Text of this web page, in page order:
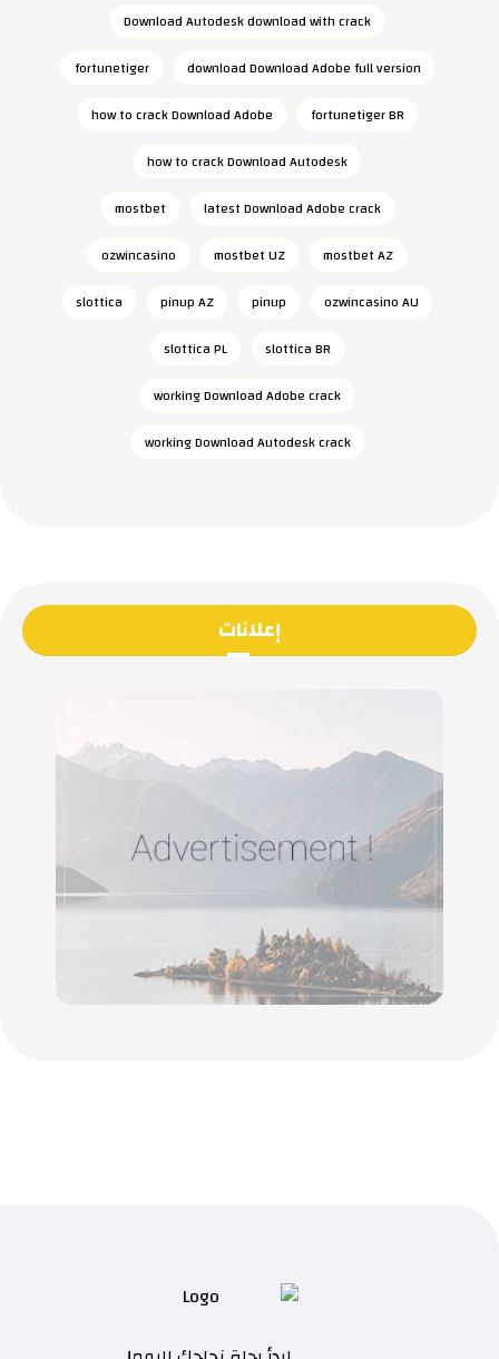
Download Autodesk download with crack
download Download Adobe full version
fortunetiger
fortunetiger BR
how to crack Download Adobe
how to crack Download Autodesk
latest Download Adobe crack
mostbet
mostbet AZ
mostbet UZ
ozwincasino
ozwincasino AU
pinup
pinup AZ
slottica
slottica BR
slottica PL
working Download Adobe crack
working Download Autodesk crack
إعلانات